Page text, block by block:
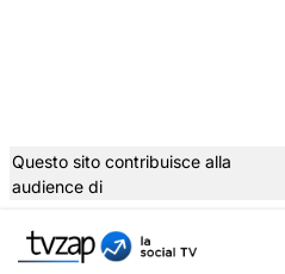
al
Questo sito contribuisce alla
audience di